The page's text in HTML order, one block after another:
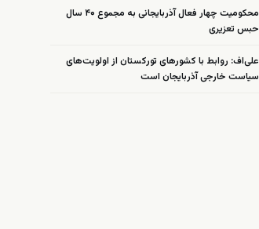
محکومیت چهار فعال آذربایجانی به مجموع ۴۰ سال
حبس تعزیری
علی‌اف: روابط با کشورهای تورکستان از اولویت‌های
سیاست خارجی آذربایجان است